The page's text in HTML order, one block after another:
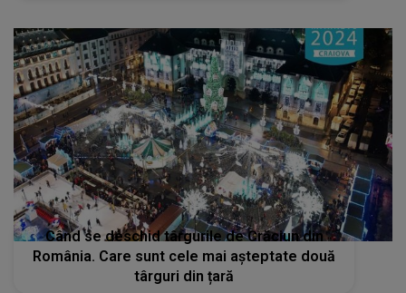
Când se deschid târgurile de Crăciun din
România. Care sunt cele mai așteptate două
târguri din țară